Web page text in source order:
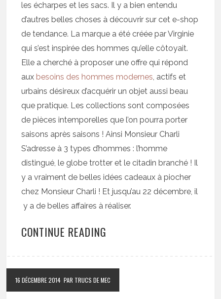
les écharpes et les sacs. Il y a bien entendu
d’autres belles choses à découvrir sur cet e-shop
de tendance. La marque a été créée par Virginie
qui s’est inspirée des hommes qu’elle côtoyait.
Elle a cherché à proposer une offre qui répond
aux besoins des hommes modernes, actifs et
urbains désireux d’acquérir un objet aussi beau
que pratique. Les collections sont composées
de pièces intemporelles que l’on pourra porter
saisons après saisons ! Ainsi Monsieur Charli
S’adresse à 3 types d’hommes : l’homme
distingué, le globe trotter et le citadin branché ! Il
y a vraiment de belles idées cadeaux à piocher
chez Monsieur Charli ! Et jusqu’au 22 décembre, il
y a de belles affaires à réaliser.
CONTINUE READING
16 DÉCEMBRE 2014 PAR TRUCS DE MEC